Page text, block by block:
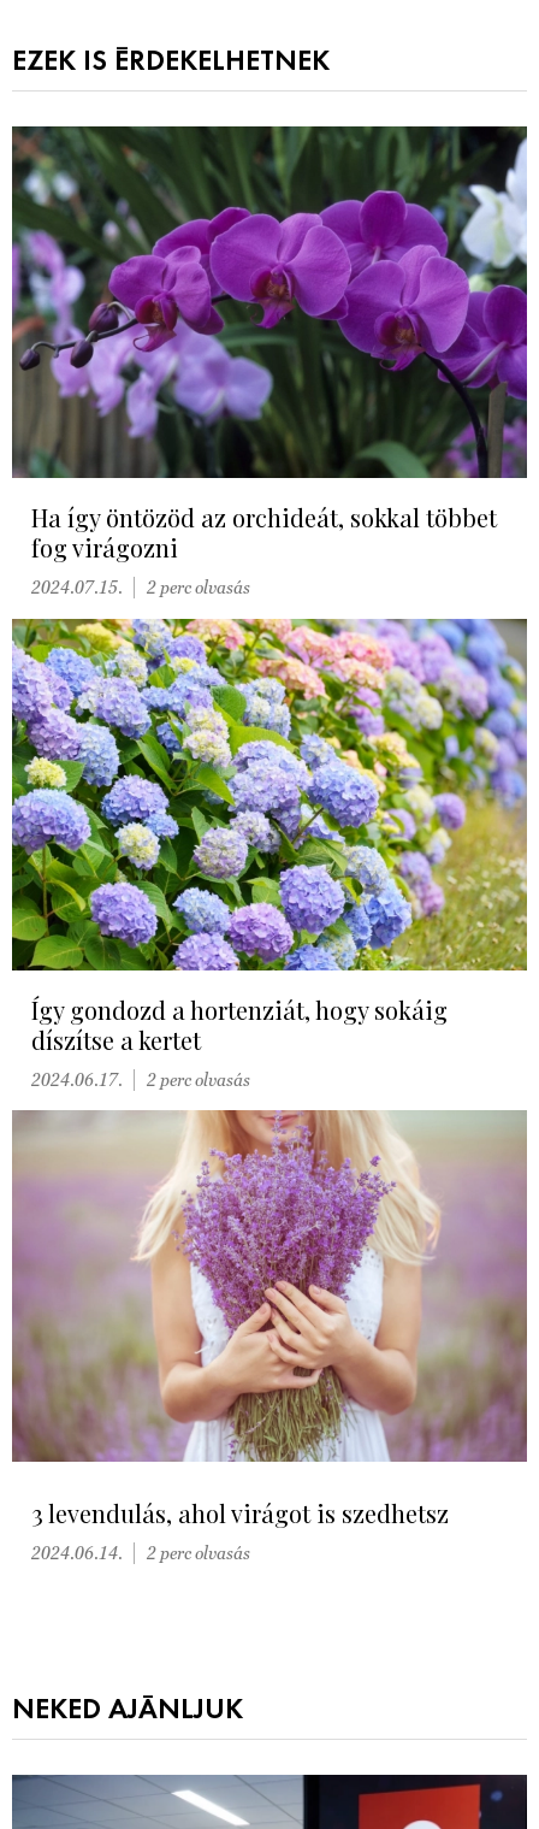
EZEK IS ÉRDEKELHETNEK
Ha így öntözöd az orchideát, sokkal többet
fog virágozni
2024.07.15. 2 perc olvasás
Így gondozd a hortenziát, hogy sokáig
díszítse a kertet
2024.06.17. 2 perc olvasás
3 levendulás, ahol virágot is szedhetsz
2024.06.14. 2 perc olvasás
NEKED AJÁNLJUK